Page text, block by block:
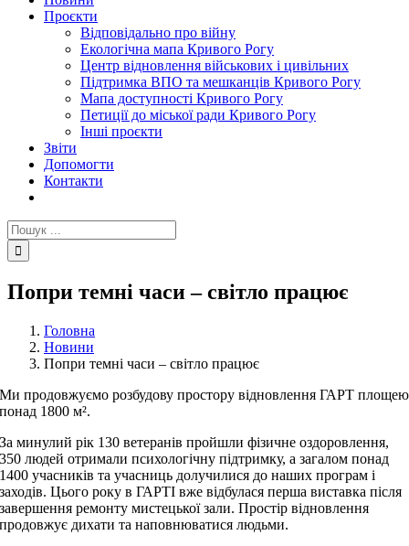
Проєкти
Відповідально про війну
Екологічна мапа Кривого Рогу
Центр відновлення військових і цивільних
Підтримка ВПО та мешканців Кривого Рогу
Мапа доступності Кривого Рогу
Петиції до міської ради Кривого Рогу
Інші проєкти
Звіти
Допомогти
Контакти
Пошук
...
Попри темні часи – світло працює
Головна
Новини
Попри темні часи – світло працює
Ми продовжуємо розбудову простору відновлення ГАРТ площею
понад 1800 м².
За минулий рік 130 ветеранів пройшли фізичне оздоровлення,
350 людей отримали психологічну підтримку, а загалом понад
1400 учасників та учасниць долучилися до наших програм і
заходів. Цього року в ГАРТІ вже відбулася перша виставка після
завершення ремонту мистецької зали. Простір відновлення
продовжує дихати та наповнюватися людьми.